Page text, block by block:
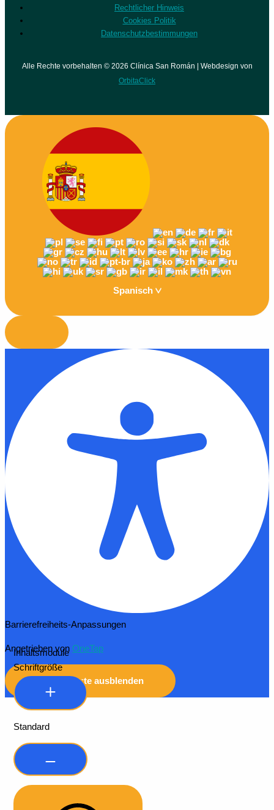
Rechtlicher Hinweis
Cookies Politik
Datenschutzbestimmungen
Alle Rechte vorbehalten © 2026 Clínica San Román | Webdesign von
OrbitaClick
Spanisch
Barrierefreiheits-Anpassungen
Angetrieben von OneTap
Symbolleiste ausblenden
Inhaltsmodule
Schriftgröße
Standard